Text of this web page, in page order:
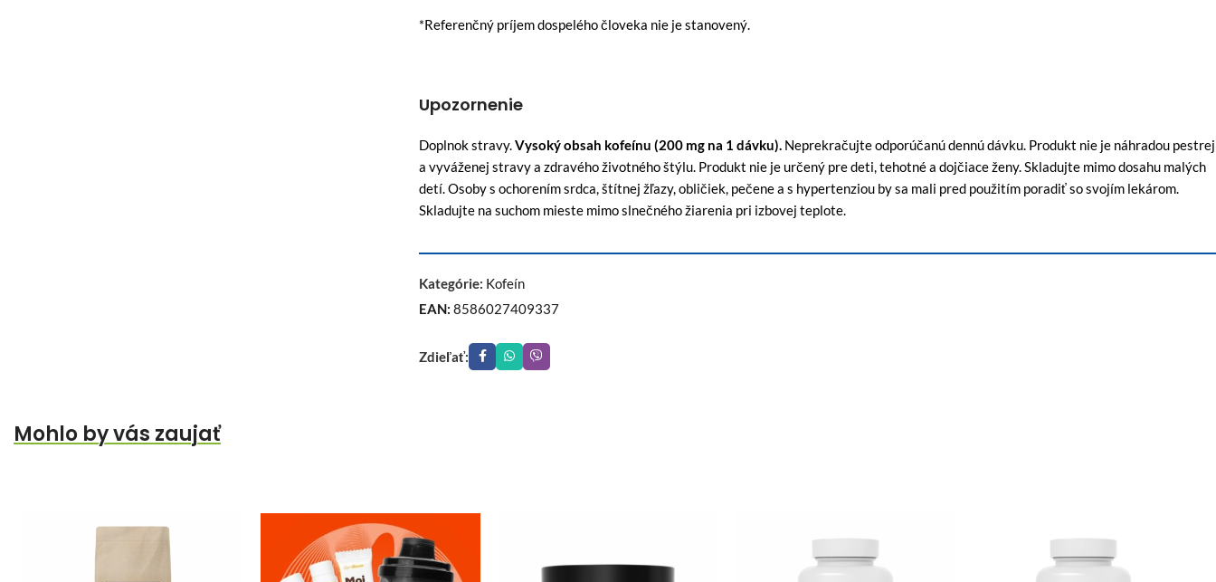
*Referenčný príjem dospelého človeka nie je stanovený.
Upozornenie
Doplnok stravy.Vysoký obsah kofeínu (200 mg na 1 dávku). Neprekračujte odporúčanú dennú dávku. Produkt nie je náhradou pestrej
a vyváženej stravy a zdravého životného štýlu. Produkt nie je určený pre deti, tehotné a dojčiace ženy. Skladujte mimo dosahu malých
detí. Osoby s ochorením srdca, štítnej žľazy, obličiek, pečene a s hypertenziou by sa mali pred použitím poradiť so svojím lekárom.
Skladujte na suchom mieste mimo slnečného žiarenia pri izbovej teplote.
Kategórie: Kofeín
EAN: 8586027409337
Zdieľať:
Mohlo by vás zaujať